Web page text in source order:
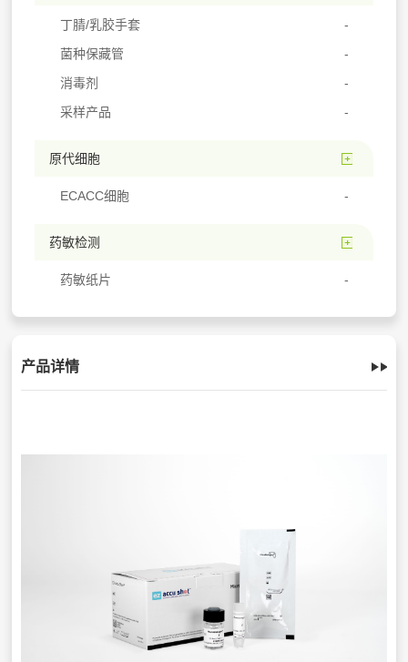
丁腈/乳胶手套
菌种保藏管
消毒剂
采样产品
原代细胞
ECACC细胞
药敏检测
药敏纸片
产品详情